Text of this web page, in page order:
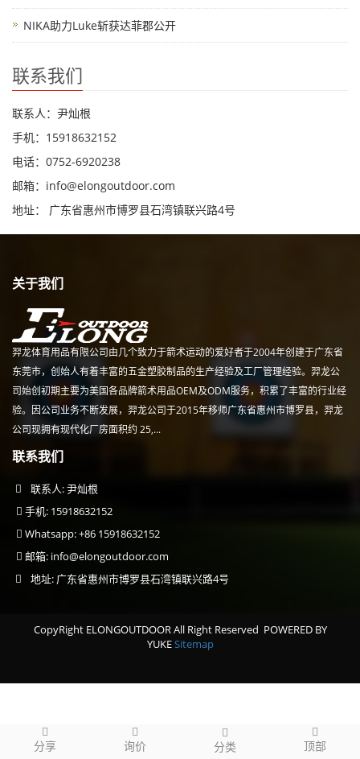
NIKA助力Luke斩获达菲郡公开
联系我们
联系人：尹灿根
手机：15918632152
电话：0752-6920238
邮箱： info@elongoutdoor.com
地址： 广东省惠州市博罗县石湾镇联兴路4号
分享 询价 分类 顶部
关于我们
羿龙体育用品有限公司由几个致力于箭术运动的爱好者于2004年创建于广东省
东莞市，创始人有着丰富的五金塑胶制品的生产经验及工厂管理经验。羿龙公
司始创初期主要为美国各品牌箭术用品OEM及ODM服务，积累了丰富的行业经
验。因公司业务不断发展，羿龙公司于2015年移师广东省惠州市博罗县，羿龙
公司现拥有现代化厂房面积约 25,...
联系我们
联系人: 尹灿根
手机: 15918632152
Whatsapp: +86 15918632152
邮箱: info@elongoutdoor.com
地址: 广东省惠州市博罗县石湾镇联兴路4号
CopyRight ELONGOUTDOOR All Right Reserved POWERED BY
YUKESitemap